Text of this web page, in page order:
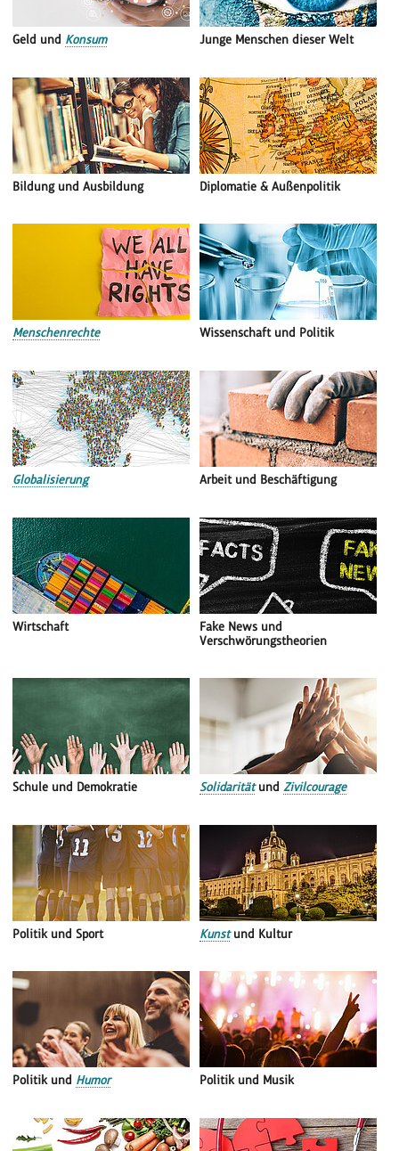
Geld und Konsum Junge Menschen dieser Welt
Bildung und Ausbildung Diplomatie & Außenpolitik
Menschenrechte Wissenschaft und Politik
Globalisierung Arbeit und Beschäftigung
Wirtschaft
Fake News und
Verschwörungstheorien
Schule und Demokratie SolidaritätundZivilcourage
Politik und Sport Kunstund Kultur
Politik und Humor Politik und Musik